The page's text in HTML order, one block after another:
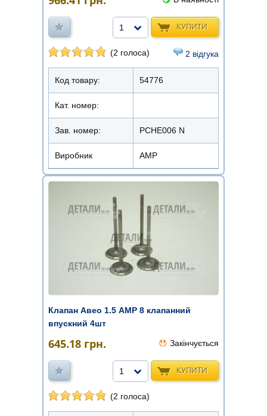
КУПИТИ
1
(2 голоса) 2 відгука
Код товару: 54776
Кат. номер:
Зав. номер: PCHE006 N
Виробник AMP
Клапан Авео 1.5 AMP 8 клапанний
впускний 4шт
645.18 грн. Закінчується
КУПИТИ
1
(2 голоса)